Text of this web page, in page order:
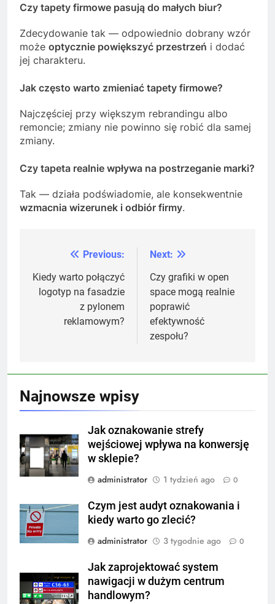
Czy tapety firmowe pasują do małych biur?
Zdecydowanie tak — odpowiednio dobrany wzór
może optycznie powiększyć przestrzeń i dodać
jej charakteru.
Jak często warto zmieniać tapety firmowe?
Najczęściej przy większym rebrandingu albo
remoncie; zmiany nie powinno się robić dla samej
zmiany.
Czy tapeta realnie wpływa na postrzeganie marki?
Tak — działa podświadomie, ale konsekwentnie
wzmacnia wizerunek i odbiór firmy.
Nawigacja
wpisu
Previous:
Kiedy warto połączyć
logotyp na fasadzie
z pylonem
reklamowym?
Next:
Czy grafiki w open
space mogą realnie
poprawić
efektywność
zespołu?
Najnowsze wpisy
Jak oznakowanie strefy
wejściowej wpływa na konwersję
w sklepie?
administrator
1 tydzień ago 0
Czym jest audyt oznakowania i
kiedy warto go zlecić?
administrator
3 tygodnie ago 0
Jak zaprojektować system
nawigacji w dużym centrum
handlowym?